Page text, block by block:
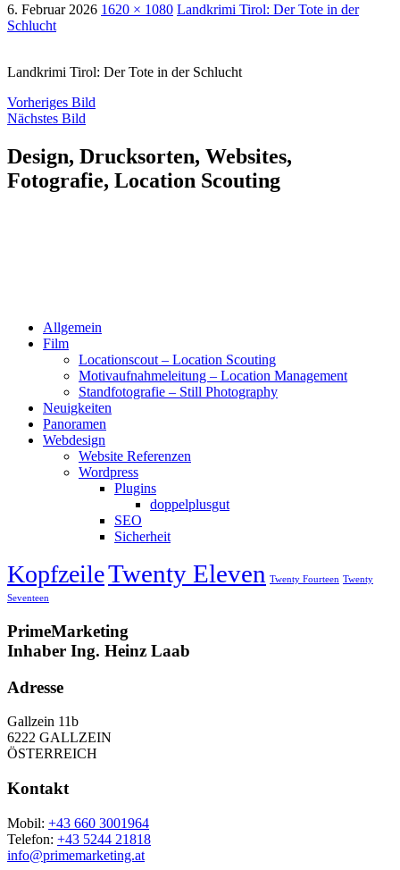
6. Februar 2026 1620 × 1080 Landkrimi Tirol: Der Tote in der
Schlucht
Landkrimi Tirol: Der Tote in der Schlucht
Vorheriges Bild
Nächstes Bild
Design, Drucksorten, Websites,
Fotografie, Location Scouting
Allgemein
Film
Locationscout – Location Scouting
Motivaufnahmeleitung – Location Management
Standfotografie – Still Photography
Neuigkeiten
Panoramen
Webdesign
Website Referenzen
Wordpress
Plugins
doppelplusgut
SEO
Sicherheit
KopfzeileTwenty Eleven Twenty Fourteen Twenty
Seventeen
PrimeMarketing
Inhaber Ing. Heinz Laab
Adresse
Gallzein 11b
6222 GALLZEIN
ÖSTERREICH
Kontakt
Mobil: +43 660 3001964
Telefon: +43 5244 21818
info@primemarketing.at